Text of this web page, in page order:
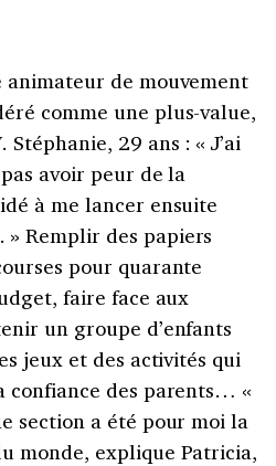
animateur de mouvement
comme une plus-value,
29 ans : « J’ai
avoir peur de la
à me lancer ensuite
» Remplir des papiers
pour quarante
faire face aux
un groupe d’enfants
jeux et des activités qui
confiance des parents… «
section a été pour moi la
monde, explique Patricia,